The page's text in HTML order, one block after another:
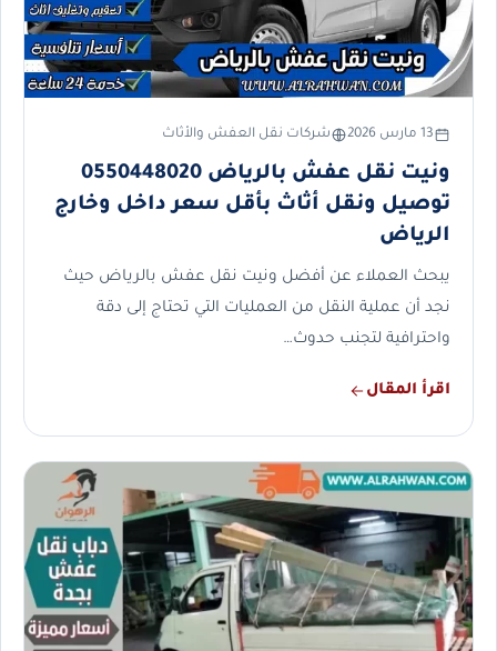
13 مارس 2026 شركات نقل العفش والأثاث
ونيت نقل عفش بالرياض 0550448020
توصيل ونقل أثاث بأقل سعر داخل وخارج
الرياض
يبحث العملاء عن أفضل ونيت نقل عفش بالرياض حيث
نجد أن عملية النقل من العمليات التي تحتاج إلى دقة
واحترافية لتجنب حدوث…
اقرأ المقال